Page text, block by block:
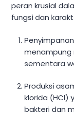
peran krusial
fungsi dan
menampung
sementara
Produksi
klorida (HCl)
bakteri dan